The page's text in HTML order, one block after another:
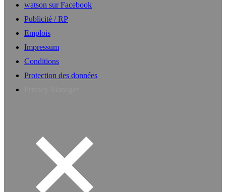
watson sur Facebook
Publicité / RP
Emplois
Impressum
Conditions
Protection des données